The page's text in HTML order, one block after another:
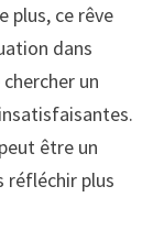
plus, ce rêve
dans
un
être un
réfléchir plus